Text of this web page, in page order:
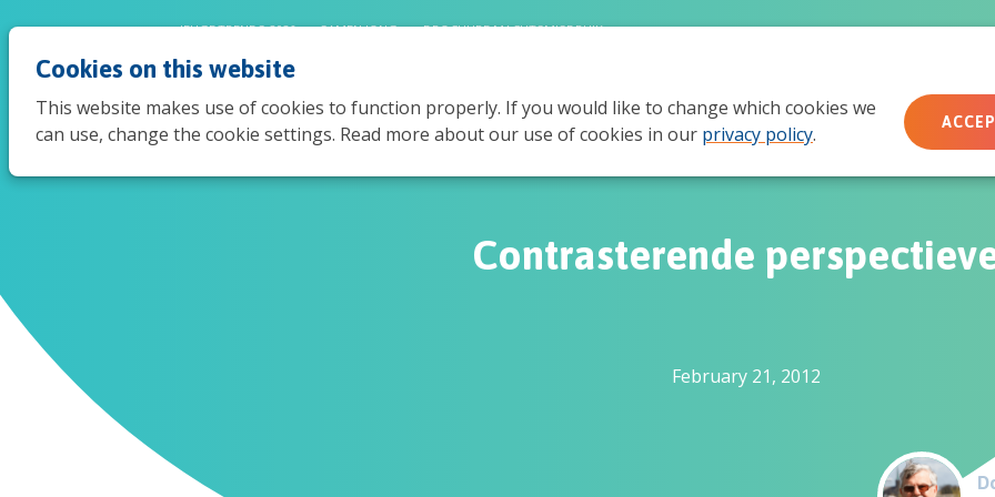
Cookies on this website
This website makes use of cookies to function properly. If you would like to change which cookies we
can use, change the cookie settings. Read more about our use of cookies in our privacy policy.
Wie wij zijn Wat we doen Doe mee
JEUGDTRENDS 2026 SAMEN JONG BROCHURE MACHTSMISBRUIK
Contrasterende
February 21, 2012